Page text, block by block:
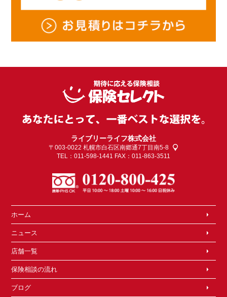
ライブリーライフ株式会社
〒003-0022 札幌市白石区南郷通7丁目南5-8
TEL：011-598-1441 FAX：011-863-3511
ホーム
ニュース
店舗一覧
保険相談の流れ
ブログ